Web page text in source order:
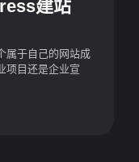
建站
属于自己的网站成
项目还是企业宣